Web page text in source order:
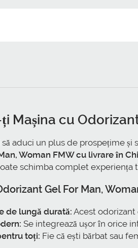
Mașina cu
aduci un plus de prospețime
Woman FMW cu livrare în
schimba complet experiența
Gel For Man,
de lungă durată: Acest odorizant
Se integrează ușor în orice
toți: Fie că ești bărbat sau